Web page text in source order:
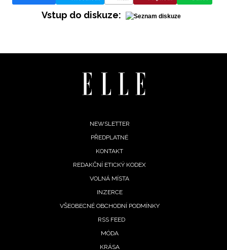
Vstup do diskuze:
NEWSLETTER
PŘEDPLATNÉ
KONTAKT
REDAKČNÍ ETICKÝ KODEX
VOLNÁ MÍSTA
INZERCE
VŠEOBECNÉ OBCHODNÍ PODMÍNKY
RSS FEED
MÓDA
KRÁSA